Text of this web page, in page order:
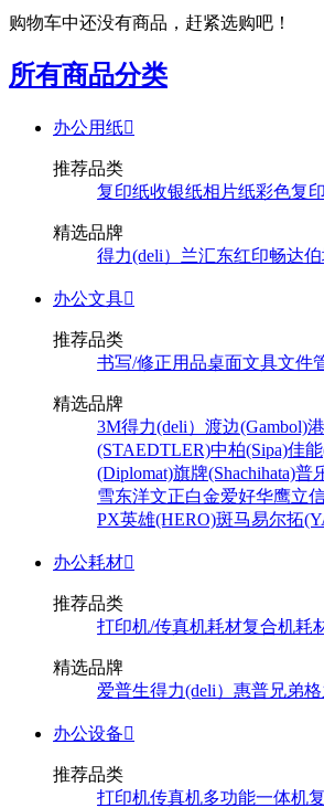
购物车中还没有商品，赶紧选购吧！
所有商品分类
办公用纸
推荐品类
复印纸收银纸相片纸彩色复
精选品牌
得力(deli） 兰汇东红印畅达伯
办公文具
推荐品类
书写/修正用品桌面文具文件
精选品牌
3M得力(deli） 渡边(Gambol)
(STAEDTLER)中柏(Sipa)佳
(Diplomat)旗牌(Shachihata)普
雪东洋文正白金爱好华鹰立
PX英雄(HERO)斑马易尔拓
办公耗材
推荐品类
打印机/传真机耗材复合机耗
精选品牌
爱普生得力(deli） 惠普兄弟
办公设备
推荐品类
打印机传真机多功能一体机